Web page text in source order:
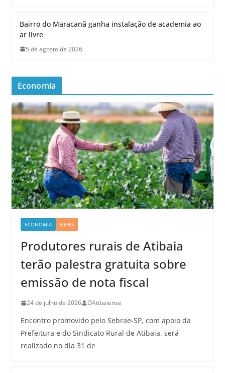
Bairro do Maracanã ganha instalação de academia ao
ar livre
5 de agosto de 2026
Economia
ECONOMIA NEWS
Produtores rurais de Atibaia
terão palestra gratuita sobre
emissão de nota fiscal
24 de julho de 2026 OAtibaiense
Encontro promovido pelo Sebrae-SP, com apoio da
Prefeitura e do Sindicato Rural de Atibaia, será
realizado no dia 31 de